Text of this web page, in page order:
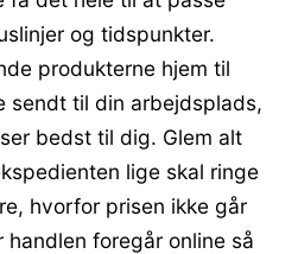
og tidspunkter.
produkterne hjem til
sendt til din arbejdsplads,
bedst til dig. Glem alt
lige skal ringe
hvorfor prisen ikke går
foregår online så